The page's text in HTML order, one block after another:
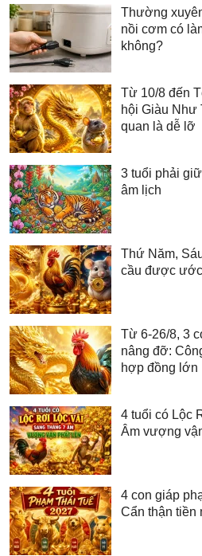
Thường
nồi cơm có
không?
Từ 10/8 đến
hội Giàu Như
quan là dễ lỡ
3 tuổi phải
âm lịch
Thứ Năm,
cầu được ước
Từ 6-26/8, 3
nâng đỡ:
hợp đồng lớn
4 tuổi có Lộc
Âm vượng
4 con giáp
Cẩn thận tiền